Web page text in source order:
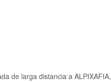
de larga distancia a ALPIXAFIA,